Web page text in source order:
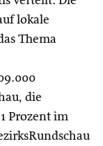
lokale
Thema
die
Prozent im